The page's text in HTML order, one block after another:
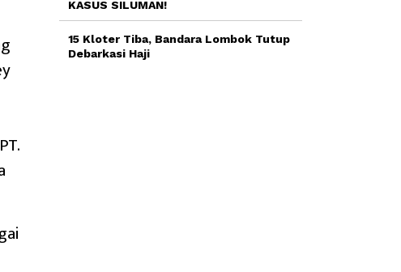
KASUS SILUMAN!
15 Kloter Tiba, Bandara Lombok Tutup
Debarkasi Haji